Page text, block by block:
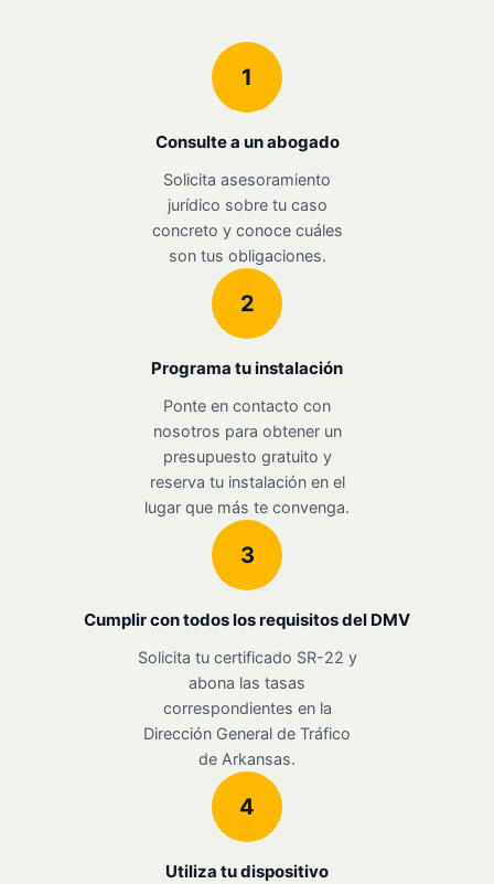
1
Consulte a un abogado
Solicita asesoramiento
jurídico sobre tu caso
concreto y conoce cuáles
son tus obligaciones.
2
Programa tu instalación
Ponte en contacto con
nosotros para obtener un
presupuesto gratuito y
reserva tu instalación en el
lugar que más te convenga.
3
Cumplir con todos los requisitos del DMV
Solicita tu certificado SR-22 y
abona las tasas
correspondientes en la
Dirección General de Tráfico
de Arkansas.
4
Utiliza tu dispositivo